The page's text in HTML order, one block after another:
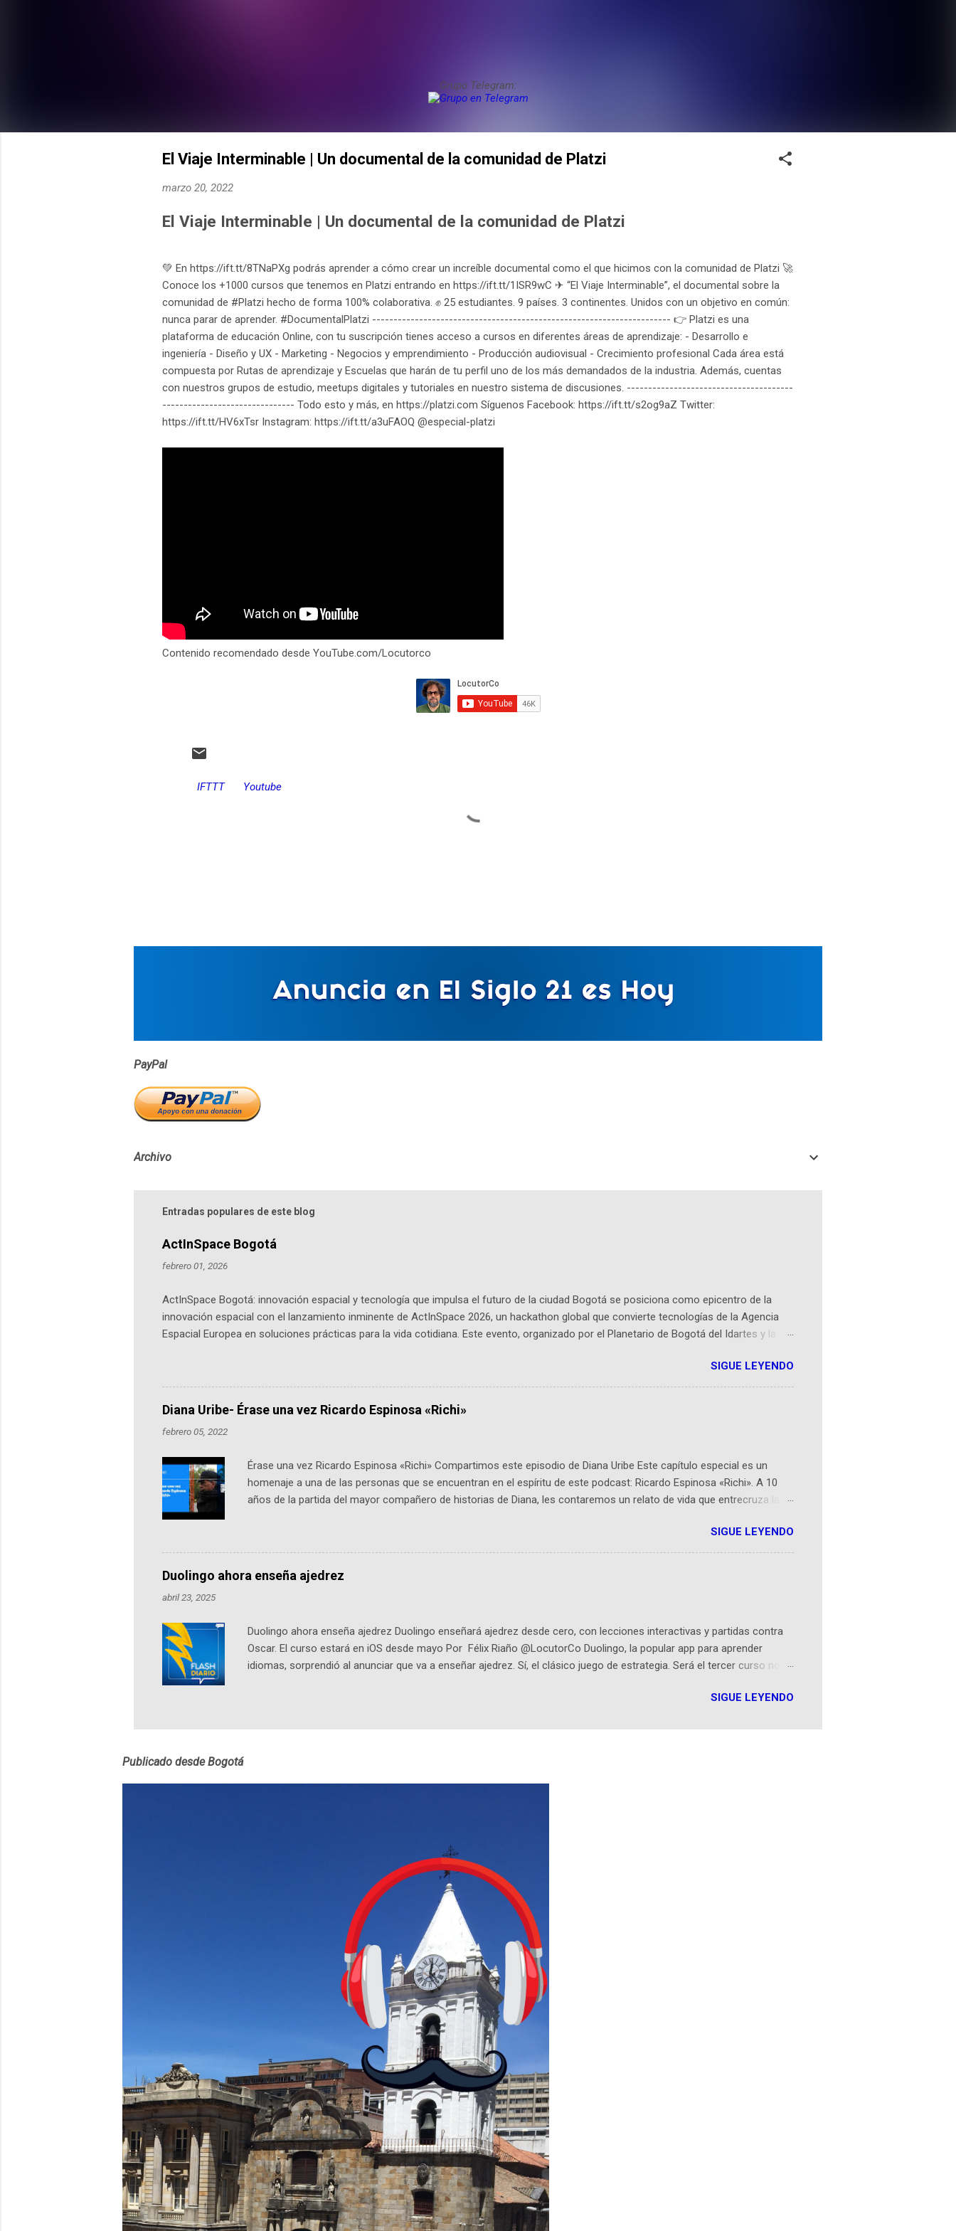
Grupo Telegram:
El Viaje Interminable | Un documental de la comunidad de Platzi
marzo 20, 2022
El Viaje Interminable | Un documental de la comunidad de Platzi
💚 En https://ift.tt/8TNaPXg podrás aprender a cómo crear un increíble documental como el que hicimos con la comunidad de Platzi 🚀
Conoce los +1000 cursos que tenemos en Platzi entrando en https://ift.tt/1ISR9wC ✈ “El Viaje Interminable”, el documental sobre la
comunidad de #Platzi hecho de forma 100% colaborativa. ✊ 25 estudiantes. 9 países. 3 continentes. Unidos con un objetivo en común:
nunca parar de aprender. #DocumentalPlatzi ---------------------------------------------------------------------- 👉 Platzi es una
plataforma de educación Online, con tu suscripción tienes acceso a cursos en diferentes áreas de aprendizaje: - Desarrollo e
ingeniería - Diseño y UX - Marketing - Negocios y emprendimiento - Producción audiovisual - Crecimiento profesional Cada área está
compuesta por Rutas de aprendizaje y Escuelas que harán de tu perfil uno de los más demandados de la industria. Además, cuentas
con nuestros grupos de estudio, meetups digitales y tutoriales en nuestro sistema de discusiones. ---------------------------------------
------------------------------- Todo esto y más, en https://platzi.com Síguenos Facebook: https://ift.tt/s2og9aZ Twitter:
https://ift.tt/HV6xTsr Instagram: https://ift.tt/a3uFAOQ @especial-platzi
Contenido recomendado desde YouTube.com/Locutorco
IFTTT Youtube
a
PayPal
Archivo
Entradas populares de este blog
ActInSpace Bogotá
febrero 01, 2026
ActInSpace Bogotá: innovación espacial y tecnología que impulsa el futuro de la ciudad Bogotá se posiciona como epicentro de la
innovación espacial con el lanzamiento inminente de ActInSpace 2026, un hackathon global que convierte tecnologías de la Agencia
Espacial Europea en soluciones prácticas para la vida cotidiana. Este evento, organizado por el Planetario de Bogotá del Idartes y la
emprendedores y estudiantes. Qué es ActInSpace y por qué importa en Bogotá ActInSpace es una competencia mundial que opera en
más de 60 ciudades, donde participantes tienen 24 horas para idear startups basadas en tecnologías espaciales como satélites y
datos orbitales. En Bogotá, arranca con un evento gratuito el 30 de enero a las 10:00 a. m. en el Planetario (calle 26B #5-93), in...
SIGUE LEYENDO
Diana Uribe- Érase una vez Ricardo Espinosa «Richi»
febrero 05, 2022
Érase una vez Ricardo Espinosa «Richi» Compartimos este episodio de Diana Uribe Este capítulo especial es un
homenaje a una de las personas que se encuentran en el espíritu de este podcast: Ricardo Espinosa «Richi». A 10
años de la partida del mayor compañero de historias de Diana, les contaremos un relato de vida que entrecruza la
podcast, de dónde viene "la fuerza poderosa", del relato viviente que encarna una joven librera de Barichara y de
nuestro protagonista: un personaje de gabán y sombrero que parecía sacado directamente de una novela de espías
Notas del episodio: -La colección Ricardo Espinosa: los cómics, las novelas y los libros reunidos por Richi hoy se
pueden consultar en la Biblioteca Luis Ángel Arango ¡Síguenos en nuestras Redes Sociales! Facebook:
SIGUE LEYENDO
Duolingo ahora enseña ajedrez
abril 23, 2025
Duolingo ahora enseña ajedrez Duolingo enseñará ajedrez desde cero, con lecciones interactivas y partidas contra
Oscar. El curso estará en iOS desde mayo Por Félix Riaño @LocutorCo Duolingo, la popular app para aprender
idiomas, sorprendió al anunciar que va a enseñar ajedrez. Sí, el clásico juego de estrategia. Será el tercer curso no
estará disponible primero en inglés. Los usuarios aprenderán desde lo más básico, como mover un alfil, hasta jugar
personajes simpáticos y ayudas visuales. ¿Será posible que una app que antes nos enseñó francés, ahora nos
SIGUE LEYENDO
Publicado desde Bogotá